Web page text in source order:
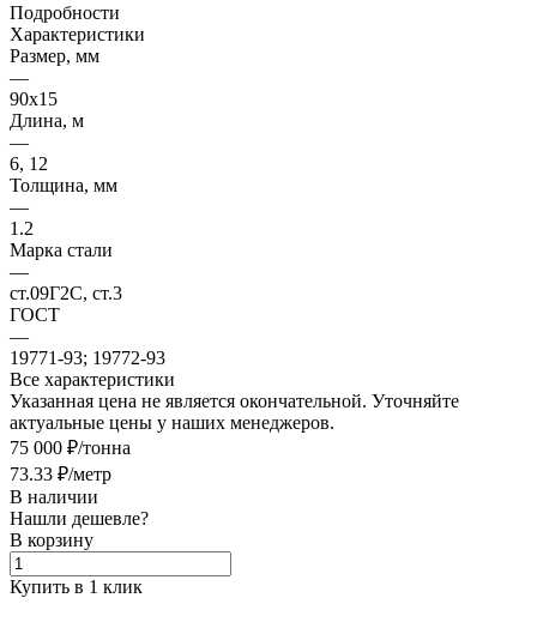
Подробности
Характеристики
Размер, мм
—
90х15
Длина, м
—
6, 12
Толщина, мм
—
1.2
Марка стали
—
ст.09Г2С, ст.3
ГОСТ
—
19771-93; 19772-93
Все характеристики
Указанная цена не является окончательной. Уточняйте
актуальные цены у наших менеджеров.
75 000 ₽/тонна
73.33 ₽/метр
В наличии
Нашли дешевле?
В корзину
Купить в 1 клик